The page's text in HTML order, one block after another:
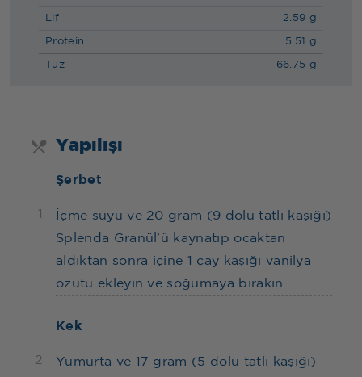
Lif 2.59 g
Protein 5.51 g
Tuz 66.75 g
Yapılışı
Şerbet
1
İçme suyu ve 20 gram (9 dolu tatlı kaşığı)
Splenda Granül’ü kaynatıp ocaktan
aldıktan sonra içine 1 çay kaşığı vanilya
özütü ekleyin ve soğumaya bırakın.
Kek
2 Yumurta ve 17 gram (5 dolu tatlı kaşığı)